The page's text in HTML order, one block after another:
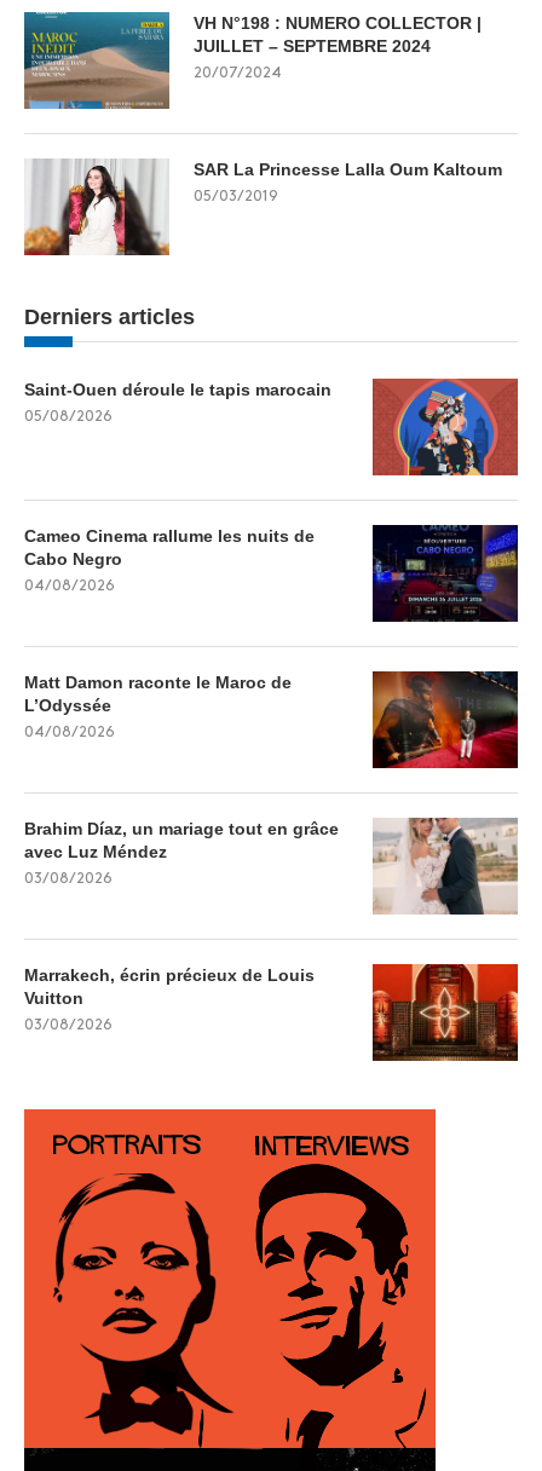
VH N°198 : NUMERO COLLECTOR |
JUILLET – SEPTEMBRE 2024
20/07/2024
SAR La Princesse Lalla Oum Kaltoum
05/03/2019
Derniers articles
Saint-Ouen déroule le tapis marocain
05/08/2026
Cameo Cinema rallume les nuits de
Cabo Negro
04/08/2026
Matt Damon raconte le Maroc de
L’Odyssée
04/08/2026
Brahim Díaz, un mariage tout en grâce
avec Luz Méndez
03/08/2026
Marrakech, écrin précieux de Louis
Vuitton
03/08/2026